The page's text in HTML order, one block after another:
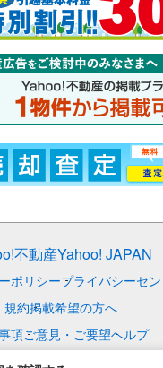
不動産Yahoo! JAPAN
ポリシープライバシーセ
規約掲載希望の方へ
項ご意見・ご要望ヘルプ
© LY Corporation